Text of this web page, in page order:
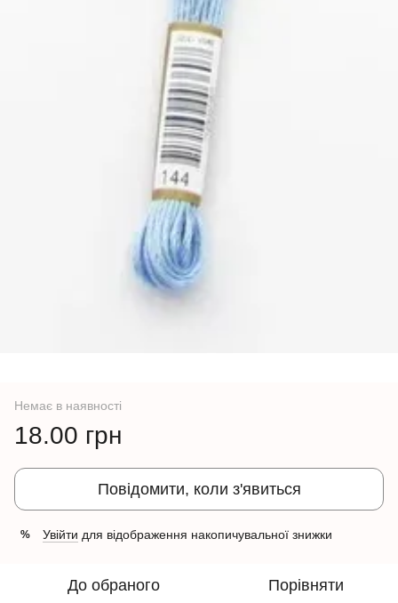
Немає в наявності
18.00 грн
Повідомити, коли з'явиться
% Увійти для відображення накопичувальної знижки
До обраного Порівняти